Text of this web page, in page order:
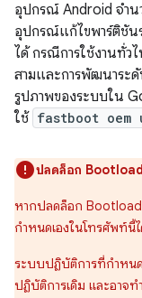
อุปกรณ์ Android จําน
อุปกรณ์แก้ไขพาร์ติชัน
ได้ กรณีการใช้งานทั่ว
สามและการพัฒนาระ
รูปภาพของระบบใน
ใช้ fastboot oem
ปลดล็อก
หากปลดล็อก
กำหนดเองในโทรศัพท์นี้
ระบบปฏิบัติการที่กำหน
ปฏิบัติการเดิม และอาจ